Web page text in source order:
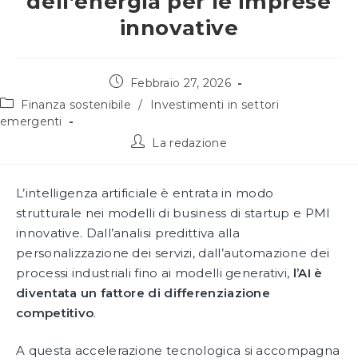
innovative
Articolo
pubblicato:
Febbraio 27, 2026
Categoria
dell'articolo:
Finanza sostenibile /
Investimenti in settori
emergenti
AutoreLa redazione
L’intelligenza artificiale è entrata in modo
strutturale nei modelli di business di startup e PMI
innovative. Dall’analisi predittiva alla
personalizzazione dei servizi, dall’automazione dei
processi industriali fino ai modelli generativi, l’AI è
diventata un fattore di differenziazione
competitivo.
A questa accelerazione tecnologica si accompagna